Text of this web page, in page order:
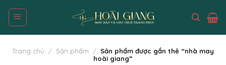
Skip
content
Trang chủ / Sản phẩm / Sản phẩm được gắn thẻ “nhà may
hoài giang”